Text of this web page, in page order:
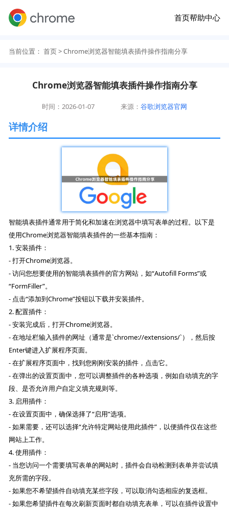
首页帮助中心
当前位置： 首页> Chrome浏览器智能填表插件操作指南分享
Chrome浏览器智能填表插件操作指南分享
时间：2026-01-07 来源：谷歌浏览器官网
详情介绍
智能填表插件通常用于简化和加速在浏览器中填写表单的过程。以下是
使用Chrome浏览器智能填表插件的一些基本指南：
1. 安装插件：
- 打开Chrome浏览器。
- 访问您想要使用的智能填表插件的官方网站，如“Autofill Forms”或
“FormFiller”。
- 点击“添加到Chrome”按钮以下载并安装插件。
2. 配置插件：
- 安装完成后，打开Chrome浏览器。
- 在地址栏输入插件的网址（通常是`chrome://extensions/`），然后按
Enter键进入扩展程序页面。
- 在扩展程序页面中，找到您刚刚安装的插件，点击它。
- 在弹出的设置页面中，您可以调整插件的各种选项，例如自动填充的字
段、是否允许用户自定义填充规则等。
3. 启用插件：
- 在设置页面中，确保选择了“启用”选项。
- 如果需要，还可以选择“允许特定网站使用此插件”，以便插件仅在这些
网站上工作。
4. 使用插件：
- 当您访问一个需要填写表单的网站时，插件会自动检测到表单并尝试填
充所需的字段。
- 如果您不希望插件自动填充某些字段，可以取消勾选相应的复选框。
- 如果您希望插件在每次刷新页面时都自动填充表单，可以在插件设置中